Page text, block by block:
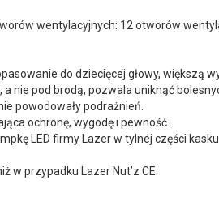
wentylacyjnych: 12 otworów
do dziecięcej głowy, większą
nie pod brodą, pozwala uniknąć
powodowały podrażnień.
ochronę, wygodę i pewność.
LED firmy Lazer w tylnej części kasku.
przypadku Lazer Nut’z CE.